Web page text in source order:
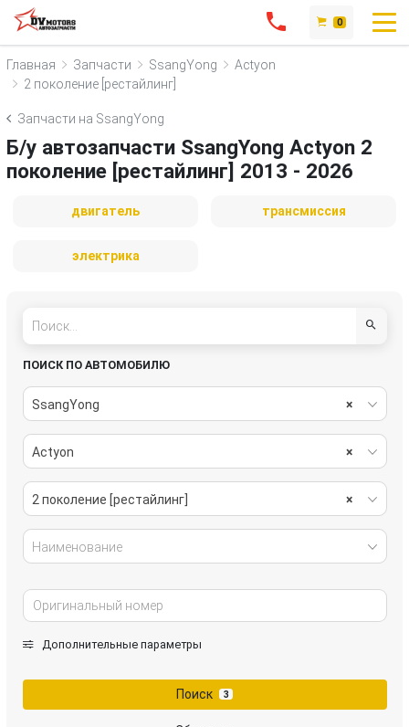
0
Главная Запчасти SsangYong
Actyon
2 поколение [рестайлинг]
Запчасти на SsangYong
Б/у автозапчасти SsangYong Actyon 2
поколение [рестайлинг] 2013 - 2026
двигатель трансмиссия
электрика
ПОИСК ПО АВТОМОБИЛЮ
×
SsangYong
×
Actyon
×
2 поколение [рестайлинг]
Наименование
Дополнительные параметры
Поиск 3